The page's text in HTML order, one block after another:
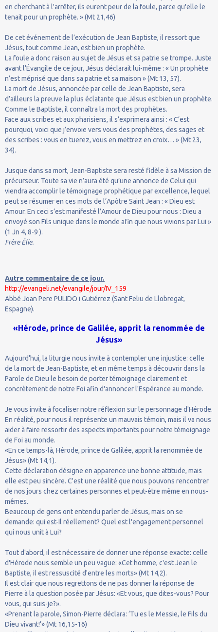
en cherchant à l'arrêter, ils eurent peur de la foule, parce qu'elle le
tenait pour un prophète. » (Mt 21,46)
De cet événement de l’exécution de Jean Baptiste, il ressort que
Jésus, tout comme Jean, est bien un prophète.
La foule a donc raison au sujet de Jésus et sa patrie se trompe. Juste
avant l’Évangile de ce jour, Jésus déclarait lui-même : « Un prophète
n’est méprisé que dans sa patrie et sa maison » (Mt 13, 57).
La mort de Jésus, annoncée par celle de Jean Baptiste, sera
d’ailleurs la preuve la plus éclatante que Jésus est bien un prophète.
Comme le Baptiste, il connaîtra la mort des prophètes.
Face aux scribes et aux pharisiens, il s’exprimera ainsi : « C’est
pourquoi, voici que j’envoie vers vous des prophètes, des sages et
des scribes : vous en tuerez, vous en mettrez en croix… » (Mt 23,
34).
Jusque dans sa mort, Jean-Baptiste sera resté fidèle à sa Mission de
précurseur. Toute sa vie n’aura été qu’une annonce de Celui qui
viendra accomplir le témoignage prophétique par excellence, lequel
peut se résumer en ces mots de l’Apôtre Saint Jean : « Dieu est
Amour. En ceci s’est manifesté l’Amour de Dieu pour nous : Dieu a
envoyé son Fils unique dans le monde afin que nous vivions par Lui »
(1 Jn 4, 8-9 ).
Frère Élie.
Autre commentaire de ce jour.
http://evangeli.net/evangile/jour/IV_159
Abbé Joan Pere PULIDO i Gutiérrez (Sant Feliu de Llobregat,
Espagne).
«Hérode, prince de Galilée, apprit la renommée de
Jésus»
Aujourd'hui, la liturgie nous invite à contempler une injustice: celle
de la mort de Jean-Baptiste, et en même temps à découvrir dans la
Parole de Dieu le besoin de porter témoignage clairement et
concrètement de notre Foi afin d'annoncer l'Espérance au monde.
Je vous invite à focaliser notre réflexion sur le personnage d'Hérode.
En réalité, pour nous il représente un mauvais témoin, mais il va nous
aider à faire ressortir des aspects importants pour notre témoignage
de Foi au monde.
«En ce temps-là, Hérode, prince de Galilée, apprit la renommée de
Jésus» (Mt 14,1).
Cette déclaration désigne en apparence une bonne attitude, mais
elle est peu sincère. C'est une réalité que nous pouvons rencontrer
de nos jours chez certaines personnes et peut-être même en nous-
mêmes.
Beaucoup de gens ont entendu parler de Jésus, mais on se
demande: qui est-Il réellement? Quel est l'engagement personnel
qui nous unit à Lui?
Tout d'abord, il est nécessaire de donner une réponse exacte: celle
d'Hérode nous semble un peu vague: «Cet homme, c'est Jean le
Baptiste, il est ressuscité d'entre les morts» (Mt 14,2).
Il est clair que nous regrettons de ne pas donner la réponse de
Pierre à la question posée par Jésus: «Et vous, que dites-vous? Pour
vous, qui suis-je?».
«Prenant la parole, Simon-Pierre déclara: ‘Tu es le Messie, le Fils du
Dieu vivant!’» (Mt 16,15-16)